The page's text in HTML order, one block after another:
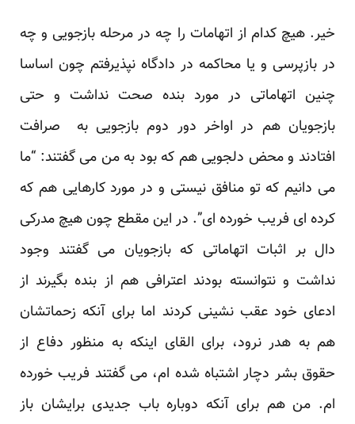
خیر. هیچ کدام از اتهامات را چه در مرحله بازجویی و چه
در بازپرسی و یا محاکمه در دادگاه نپذیرفتم چون اساسا
چنین اتهاماتی در مورد بنده صحت نداشت و حتی
بازجویان هم در اواخر دور دوم بازجویی به صرافت
افتادند و محض دلجویی هم که بود به من می گفتند: “ما
می دانیم که تو منافق نیستی و در مورد کارهایی هم که
کرده ای فریب خورده ای”. در این مقطع چون هیچ مدرکی
دال بر اثبات اتهاماتی که بازجویان می گفتند وجود
نداشت و نتوانسته بودند اعترافی هم از بنده بگیرند از
ادعای خود عقب نشینی کردند اما برای آنکه زحماتشان
هم به هدر نرود، برای القای اینکه به منظور دفاع از
حقوق بشر دچار اشتباه شده ام، می گفتند فریب خورده
ام. من هم برای آنکه دوباره باب جدیدی برایشان باز